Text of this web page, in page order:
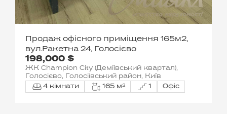
198,000 $
Продаж офісного приміщення 165м2,
вул.Ракетна 24, Голосієво
ЖК Champion City (Деміївський квартал),
Голосієво, Голосіївський район, Київ
4 кімнати
165 м² 1 Офіс